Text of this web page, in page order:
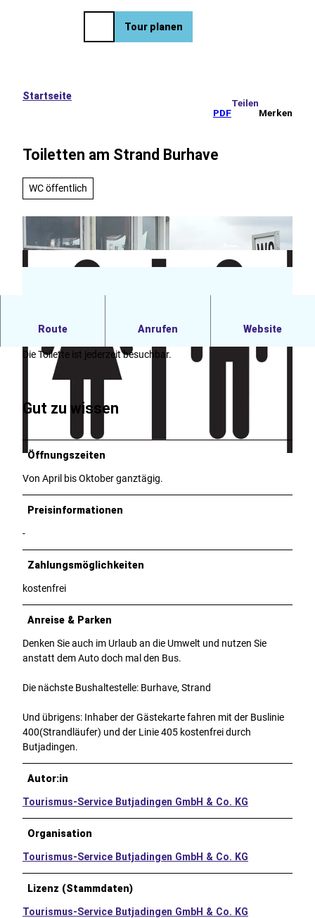
Tour planen
Startseite
PDF
Teilen
Merken
Toiletten am Strand Burhave
WC öffentlich
©CC0
Route Anrufen Website
Auf dem Weg der Deichtreppe hinunter zur Nordsee
Die Toilette ist jederzeit besuchbar.
Gut zu wissen
Öffnungszeiten
Von April bis Oktober ganztägig.
Preisinformationen
-
Zahlungsmöglichkeiten
kostenfrei
Anreise & Parken
Denken Sie auch im Urlaub an die Umwelt und nutzen Sie
anstatt dem Auto doch mal den Bus.
Die nächste Bushaltestelle: Burhave, Strand
Und übrigens: Inhaber der Gästekarte fahren mit der Buslinie
400(Strandläufer) und der Linie 405 kostenfrei durch
Butjadingen.
Autor:in
Tourismus-Service Butjadingen GmbH & Co. KG
Organisation
Tourismus-Service Butjadingen GmbH & Co. KG
Lizenz (Stammdaten)
Tourismus-Service Butjadingen GmbH & Co. KG